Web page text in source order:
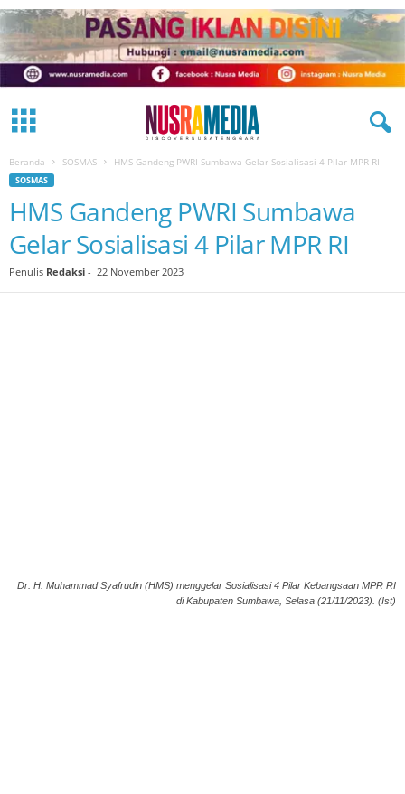
Beranda SOSMAS HMS Gandeng PWRI Sumbawa Gelar Sosialisasi 4 Pilar MPR RI
SOSMAS
HMS Gandeng PWRI Sumbawa
Gelar Sosialisasi 4 Pilar MPR RI
Penulis Redaksi - 22 November 2023
Dr. H. Muhammad Syafrudin (HMS) menggelar Sosialisasi 4 Pilar Kebangsaan MPR RI
di Kabupaten Sumbawa, Selasa (21/11/2023). (Ist)